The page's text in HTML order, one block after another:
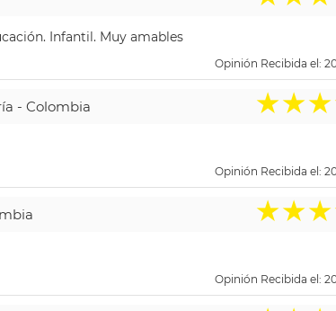
Infantil. Muy amables
Opinión Recibida el:
- Colombia ★★★
Opinión Recibida el:
★★★
Opinión Recibida el: